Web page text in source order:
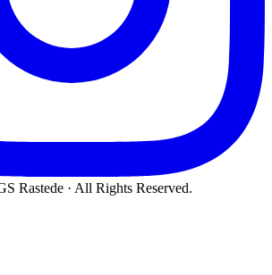
Rastede · All Rights Reserved.